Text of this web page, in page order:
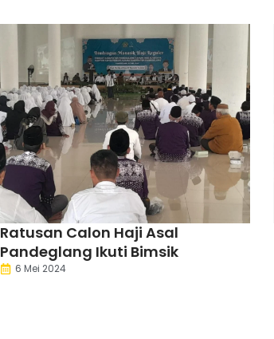
Ratusan Calon Haji Asal
Pandeglang Ikuti Bimsik
6 Mei 2024